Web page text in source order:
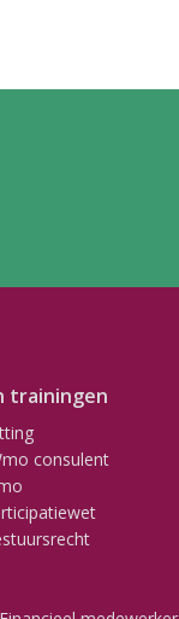
trainingen
consulent